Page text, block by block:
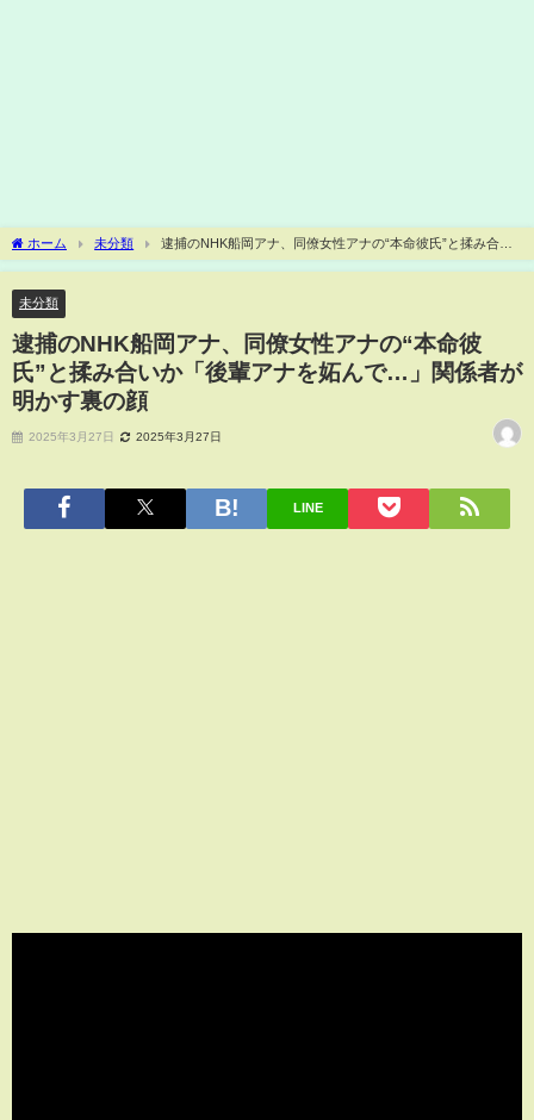
ホーム 未分類
逮捕のNHK船岡アナ、同僚女性アナの“本命彼氏”と揉み合い
か「後輩アナを妬んで…」関係者が明かす裏の顔
未分類
逮捕のNHK船岡アナ、同僚女性アナの“本命彼
氏”と揉み合いか「後輩アナを妬んで…」関係者が
明かす裏の顔
2025年3月27日 2025年3月27日
LINE